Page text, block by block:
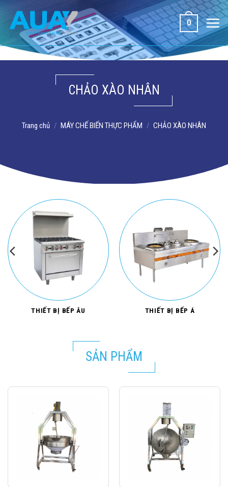
dung
0
CHẢO XÀO NHÂN
Trang chủ / MÁY CHẾ BIẾN THỰC PHẨM / CHẢO XÀO NHÂN
THIẾT BỊ BẾP ÂU THIẾT BỊ BẾP Á
SẢN PHẨM